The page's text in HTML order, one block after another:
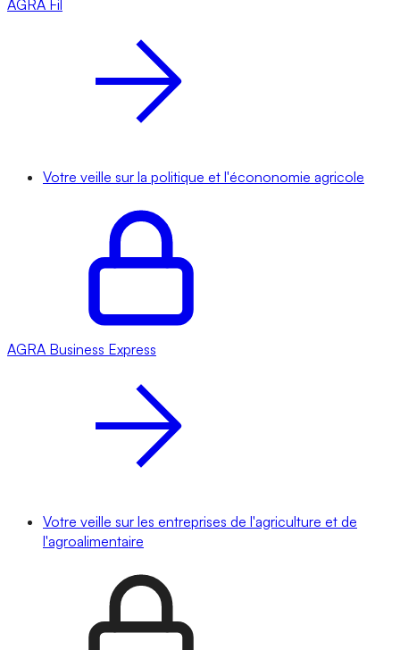
AGRA Fil
Votre veille sur la politique et l'écononomie agricole
AGRA Business Express
Votre veille sur les entreprises de l'agriculture et de
l'agroalimentaire